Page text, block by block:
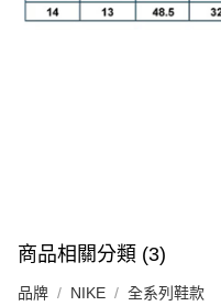
商品相關分類 (3)
品牌 NIKE 全系列鞋款